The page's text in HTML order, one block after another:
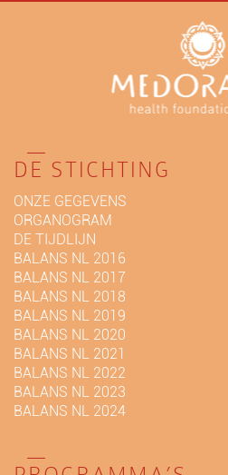
DE STICHTING
ONZE GEGEVENS
ORGANOGRAM
DE TIJDLIJN
BALANS NL 2016
BALANS NL 2017
BALANS NL 2018
BALANS NL 2019
BALANS NL 2020
BALANS NL 2021
BALANS NL 2022
BALANS NL 2023
BALANS NL 2024